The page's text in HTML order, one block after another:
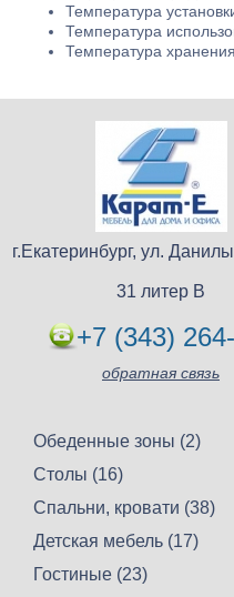
Температура
Температура
Температура
г.Екатеринбург, ул.
31 литер В
+7 (343)
обратная связь
Обеденные зоны (2)
Столы (16)
Спальни, кровати (38)
Детская мебель (17)
Гостиные (23)